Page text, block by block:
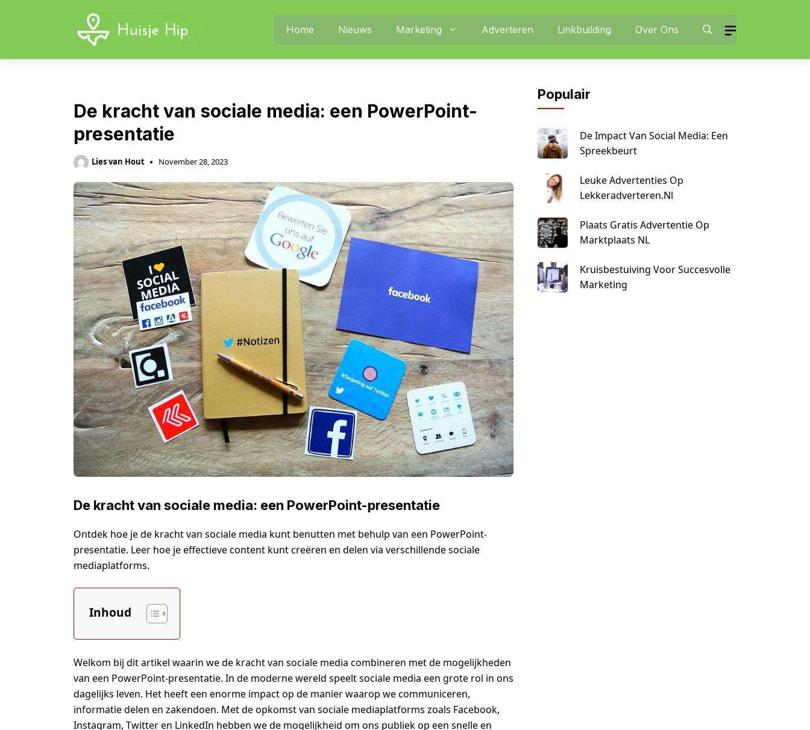
Home Nieuws Marketing Adverteren Linkbuilding Over Ons
De kracht van sociale media: een PowerPoint-
presentatie
Lies van Hout November 28, 2023
De kracht van sociale media: een PowerPoint-presentatie
Ontdek hoe je de kracht van sociale media kunt benutten met behulp van een PowerPoint-
presentatie. Leer hoe je effectieve content kunt creëren en delen via verschillende sociale
mediaplatforms.
Inhoud
Welkom bij dit artikel waarin we de kracht van sociale media combineren met de mogelijkheden
van een PowerPoint-presentatie. In de moderne wereld speelt sociale media een grote rol in ons
dagelijks leven. Het heeft een enorme impact op de manier waarop we communiceren,
informatie delen en zakendoen. Met de opkomst van sociale mediaplatforms zoals Facebook,
Instagram, Twitter en LinkedIn hebben we de mogelijkheid om ons publiek op een snelle en
Populair
De Impact Van Social Media: Een
Spreekbeurt
Leuke Advertenties Op
Lekkeradverteren.nl
Plaats Gratis Advertentie Op
Marktplaats NL
Kruisbestuiving Voor Succesvolle
Marketing